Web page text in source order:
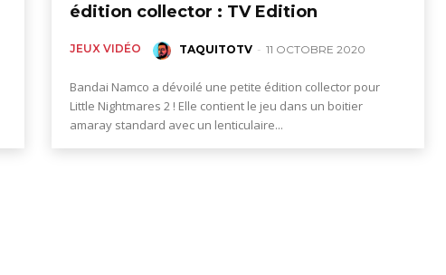
édition collector : TV Edition
JEUX VIDÉO TAQUITOTV - 11 OCTOBRE 2020
Bandai Namco a dévoilé une petite édition collector pour
Little Nightmares 2 ! Elle contient le jeu dans un boitier
amaray standard avec un lenticulaire...